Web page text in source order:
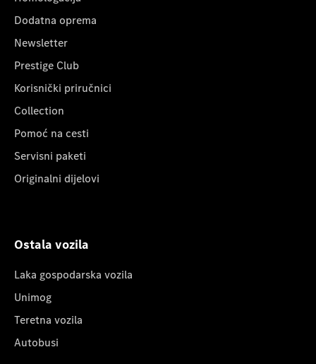
Dodatna oprema
Newsletter
Prestige Club
Korisnički priručnici
Collection
Pomoć na cesti
Servisni paketi
Originalni dijelovi
Ostala vozila
Laka gospodarska vozila
Unimog
Teretna vozila
Autobusi